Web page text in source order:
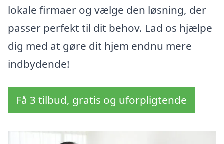
lokale firmaer og vælge den løsning, der
passer perfekt til dit behov. Lad os hjælpe
dig med at gøre dit hjem endnu mere
indbydende!
Få 3 tilbud, gratis og uforpligtende